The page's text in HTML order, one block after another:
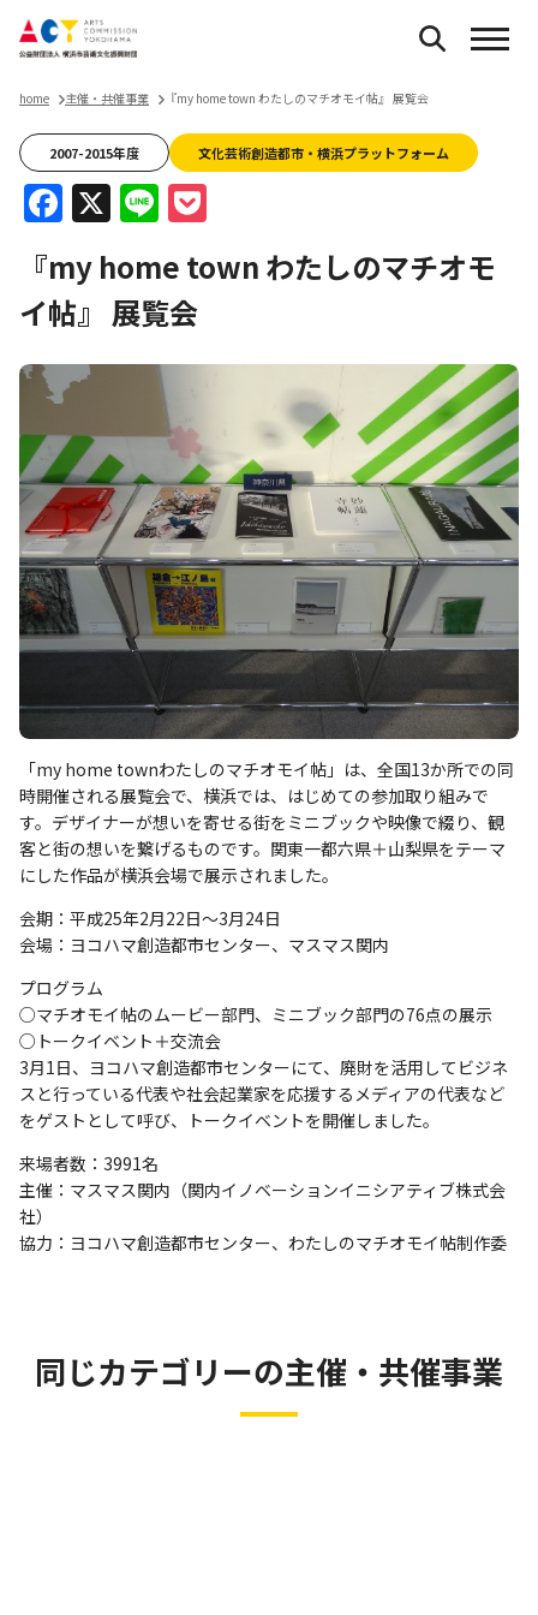
home 主催・共催事業 『my home town わたしのマチオモイ帖』 展覧会
2007-2015年度 文化芸術創造都市・横浜プラットフォーム
Facebook
X Line
『my home town わたしのマチオモ
イ帖』 展覧会
「my home townわたしのマチオモイ帖」は、全国13か所での同
時開催される展覧会で、横浜では、はじめての参加取り組みで
す。デザイナーが想いを寄せる街をミニブックや映像で綴り、観
客と街の想いを繋げるものです。関東一都六県＋山梨県をテーマ
にした作品が横浜会場で展示されました。
会期：平成25年2月22日～3月24日
会場：ヨコハマ創造都市センター、マスマス関内
プログラム
○マチオモイ帖のムービー部門、ミニブック部門の76点の展示
○トークイベント＋交流会
3月1日、ヨコハマ創造都市センターにて、廃財を活用してビジネ
スと行っている代表や社会起業家を応援するメディアの代表など
をゲストとして呼び、トークイベントを開催しました。
来場者数：3991名
主催：マスマス関内（関内イノベーションイニシアティブ株式会
社）
協力：ヨコハマ創造都市センター、わたしのマチオモイ帖制作委
同じカテゴリーの主催・共催事業